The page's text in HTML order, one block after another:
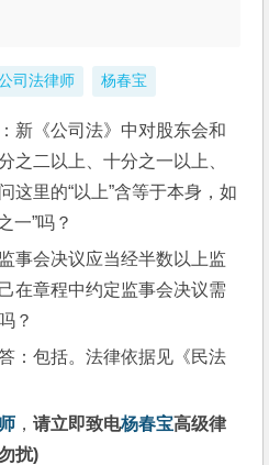
司法律师 杨春宝
新《公司法》中对股东会和
之二以上、十分之一以上、
这里的“以上”含等于本身，如
一”吗？
事会决议应当经半数以上监
在章程中约定监事会决议需
？
：包括。法律依据见《民法
，请立即致电杨春宝高级律
扰)